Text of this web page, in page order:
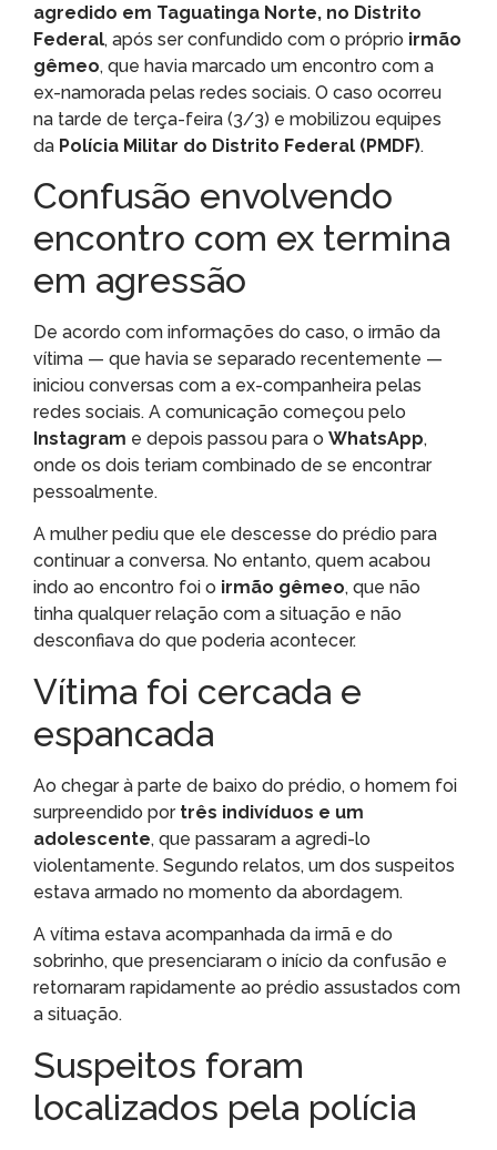
agredido em Taguatinga Norte, no Distrito
Federal, após ser confundido com o próprio irmão
gêmeo, que havia marcado um encontro com a
ex-namorada pelas redes sociais. O caso ocorreu
na tarde de terça-feira (3/3) e mobilizou equipes
da Polícia Militar do Distrito Federal (PMDF).
Confusão envolvendo
encontro com ex termina
em agressão
De acordo com informações do caso, o irmão da
vítima — que havia se separado recentemente —
iniciou conversas com a ex-companheira pelas
redes sociais. A comunicação começou pelo
Instagram e depois passou para o WhatsApp,
onde os dois teriam combinado de se encontrar
pessoalmente.
A mulher pediu que ele descesse do prédio para
continuar a conversa. No entanto, quem acabou
indo ao encontro foi o irmão gêmeo, que não
tinha qualquer relação com a situação e não
desconfiava do que poderia acontecer.
Vítima foi cercada e
espancada
Ao chegar à parte de baixo do prédio, o homem foi
surpreendido por três indivíduos e um
adolescente, que passaram a agredi-lo
violentamente. Segundo relatos, um dos suspeitos
estava armado no momento da abordagem.
A vítima estava acompanhada da irmã e do
sobrinho, que presenciaram o início da confusão e
retornaram rapidamente ao prédio assustados com
a situação.
Suspeitos foram
localizados pela polícia